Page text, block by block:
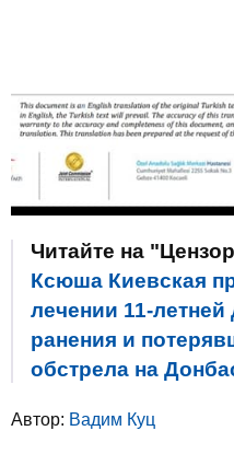
Читайте на
Ксюша Киевская
лечении 11-
ранения и
обстрела на
Автор: Вадим Куц